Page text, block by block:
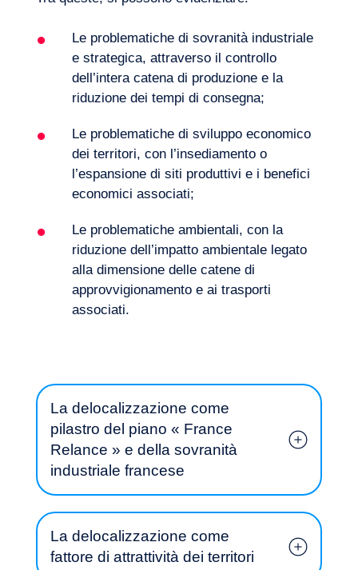
La nostra avventura
Volete salire a bordo?
Le problematiche di sovranità industriale
e strategica, attraverso il controllo
dell’intera catena di produzione e la
riduzione dei tempi di consegna;
Le problematiche di sviluppo economico
dei territori, con l’insediamento o
l’espansione di siti produttivi e i benefici
economici associati;
Le problematiche ambientali, con la
riduzione dell’impatto ambientale legato
alla dimensione delle catene di
approvvigionamento e ai trasporti
associati.
La delocalizzazione come
pilastro del piano « France
Relance » e della sovranità
industriale francese
La delocalizzazione come
fattore di attrattività dei territori